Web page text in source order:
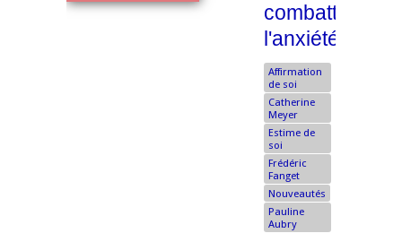
combattre
l'anxiété
Affirmation
de soi
Catherine
Meyer
Estime de
soi
Frédéric
Fanget
Nouveautés
Pauline
Aubry